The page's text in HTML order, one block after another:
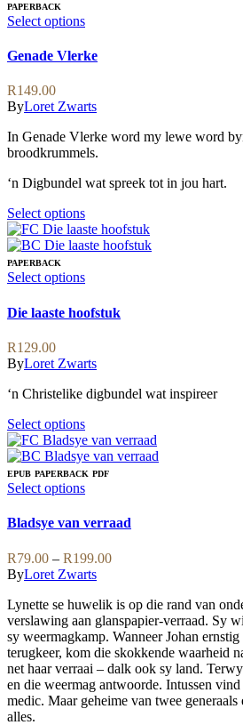
variants.
options
chosen
on
the
product
PAPERBACK
Select optionsThis
has
The
options
may
be
on
product
page
Genade Vlerke
R149.00
ByLoret Zwarts
In Genade Vlerke word my lewe word
broodkrummels.
‘n Digbundel wat spreek tot in jou hart.
Select optionsThis
product
has
variants.
options
may
chosen
on
the
product
page
PAPERBACK
Select optionsThis
has
multiple
The
options
may
be
chosen
on
the
product
page
Die laaste hoofstuk
R129.00
ByLoret Zwarts
‘n Christelike digbundel wat inspireer
Select optionsThis
product
has
multiple
variants.
options
be
chosen
on
the
product
page
EPUB PAPERBACK PDF
Select optionsThis
has
variants.
The
options
may
be
chosen
on
the
product
page
Bladsye van verraad
R79.00 – R199.00Price
through
R199.00
ByLoret Zwarts
Lynette se huwelik is op die rand van
verslawing aan glanspapier-verraad. Sy
sy weermagkamp. Wanneer Johan
terugkeer, kom die skokkende waarheid
net haar verraai – dalk ook sy land.
en die weermag antwoorde. Intussen
medic. Maar geheime van twee generaals
alles.